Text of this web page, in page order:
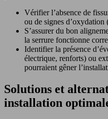
Vérifier l’absence de
ou de signes d’oxydation
S’assurer du bon
la serrure fonctionne
Identifier la présence
électrique, renforts) ou
pourraient gêner
Solutions et
installation